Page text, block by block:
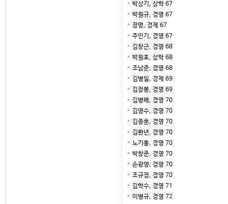
박상기, 상학 67
박원규, 경영 67
장명, 경제 67
주인기, 경영 67
김창근, 경영 68
박원호, 상학 68
조남준, 경영 68
김병일, 경제 69
김장봉, 경영 69
김병배, 경영 70
김영수, 경영 70
김종훈, 경영 70
김환년, 경영 70
노기홍, 경영 70
박창준, 경영 70
손광영, 경영 70
조규정, 경영 70
김학수, 경영 71
이병규, 경영 72